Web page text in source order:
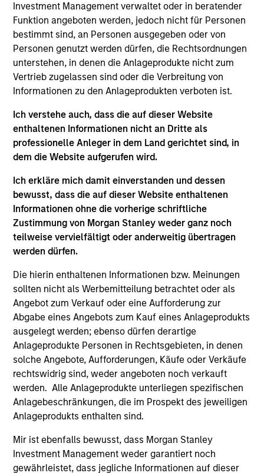
Investment Management verwaltet oder in beratender
Funktion angeboten werden, jedoch nicht für Personen
bestimmt sind, an Personen ausgegeben oder von
Personen genutzt werden dürfen, die Rechtsordnungen
unterstehen, in denen die Anlageprodukte nicht zum
Vertrieb zugelassen sind oder die Verbreitung von
Informationen zu den Anlageprodukten verboten ist.
Ich verstehe auch, dass die auf dieser Website
enthaltenen Informationen nicht an Dritte als
professionelle Anleger in dem Land gerichtet sind, in
dem die Website aufgerufen wird.
Ich erkläre mich damit einverstanden und dessen
bewusst, dass die auf dieser Website enthaltenen
Informationen ohne die vorherige schriftliche
Zustimmung von Morgan Stanley weder ganz noch
teilweise vervielfältigt oder anderweitig übertragen
werden dürfen.
Die hierin enthaltenen Informationen bzw. Meinungen
sollten nicht als Werbemitteilung betrachtet oder als
Angebot zum Verkauf oder eine Aufforderung zur
Abgabe eines Angebots zum Kauf eines Anlageprodukts
ausgelegt werden; ebenso dürfen derartige
Anlageprodukte Personen in Rechtsgebieten, in denen
solche Angebote, Aufforderungen, Käufe oder Verkäufe
rechtswidrig sind, weder angeboten noch verkauft
werden. Alle Anlageprodukte unterliegen spezifischen
Anlagebeschränkungen, die im Prospekt des jeweiligen
Anlageprodukts enthalten sind.
Mir ist ebenfalls bewusst, dass Morgan Stanley
Investment Management weder garantiert noch
gewährleistet, dass jegliche Informationen auf dieser
Anträge auf Anteile an den Teilfonds sollten erst gestellt
werden, wenn der aktuelle Verkaufsprospekt, das Key
Information Document („KID“) oder das Key Investor
Information Document („KIID“), der Jahres- und
Halbjahresbericht („Angebotsunterlagen“) oder andere
Dokumente, die in Ihrer Nähe online unter
https://www.morganstanley.com/im/msinvf/index.html
verfügbar sind oder kostenlos beim Geschäftssitz von
Business Centre, 6B route de Trèves, L-2633
Senningerberg, R.C.S. Luxemburg B 29 192, erhältlich.
Informationen in Bezug auf Nachhaltigkeitsaspekte des
Fonds und die Zusammenfassung der Anlegerrechte
Italienische Anleger sollten darüber hinaus das
„Erweiterte Zeichnungsformular“ und alle Anleger aus
Hongkong den Abschnitt „Zusätzliche Informationen für
Anleger aus Hongkong“ im Verkaufsprospekt beachten.
Deutschsprachige Exemplare des Verkaufsprospekts, des
KID oder des KIID, der Statuten der Gesellschaft und der
Jahres- und Halbjahresberichte sowie zusätzliche
erhältlich. Die Schweizer Vertretung ist Carnegie Fund
Services S.A., 11, rue du Général-Dufour, 1204 Genf,
Schweiz. Die Schweizer Zahlstelle ist Banque Cantonale
de Genève, 17, quai de l’Ile, 1204 Genf, Schweiz.
Beendet die Verwaltungsgesellschaft des entsprechenden
Fonds ihre Vereinbarung zur Vermarktung dieses Fonds in
einem Land des EWR, in dem dieser für den Verkauf
registriert ist, so geschieht dies in Übereinstimmung mit
den OGAW-Vorschriften.
Mit dem Fonds verbundene Begriffe und
Begriffsbestimmungen können Sie unserer Seite mit
demGlossarentnehmen.
Performanceangaben werden auf Basis der
Nettoinventarwerte (NAV) und abzüglich Gebühren
berechnet. Provisionen und Kosten, die bei der Ausgabe